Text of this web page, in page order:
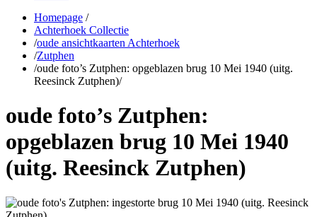
Homepage /
Achterhoek Collectie
/oude ansichtkaarten Achterhoek
/Zutphen
/oude foto’s Zutphen: opgeblazen brug 10 Mei 1940 (uitg.
Reesinck Zutphen)/
oude foto’s Zutphen:
opgeblazen brug 10 Mei 1940
(uitg. Reesinck Zutphen)